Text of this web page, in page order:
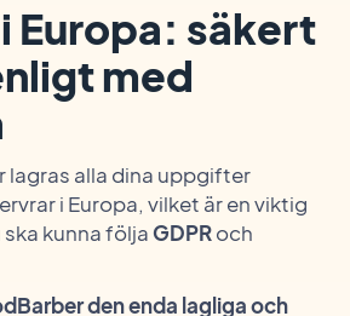
Europa: säkert
med
lagras alla dina uppgifter
i Europa, vilket är en viktig
kunna följaGDPRoch
den enda lagliga och